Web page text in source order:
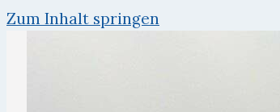
Zum Inhalt springen